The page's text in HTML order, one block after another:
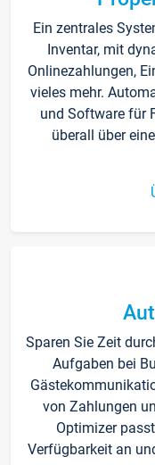
Ein zentrales
Inventar, mit
Onlinezahlungen,
vieles mehr.
und Software für
überall über
Sparen Sie Zeit
Aufgaben bei
von Zahlungen
Optimizer
Verfügbarkeit an